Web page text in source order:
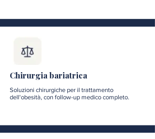
Chirurgia bariatrica
Soluzioni chirurgiche per il trattamento
dell'obesità, con follow-up medico completo.